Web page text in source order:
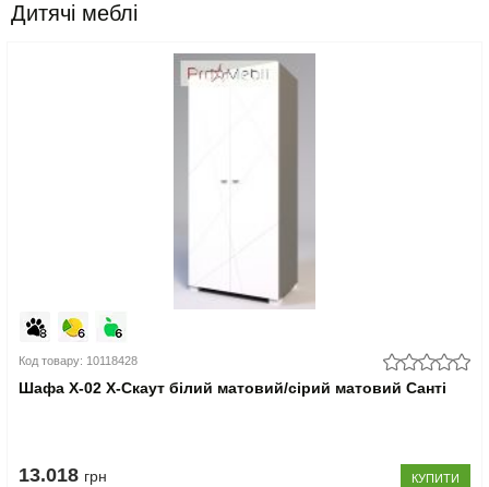
Дитячі меблі
Код товару: 10118428
Шафа Х-02 X-Скаут білий матовий/сірий матовий Санті
13.018 грн КУПИТИ